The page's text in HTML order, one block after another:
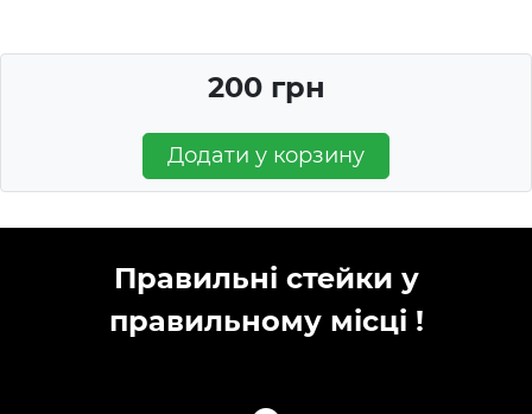
200 грн
Додати у корзину
Правильні стейки у
правильному місці !